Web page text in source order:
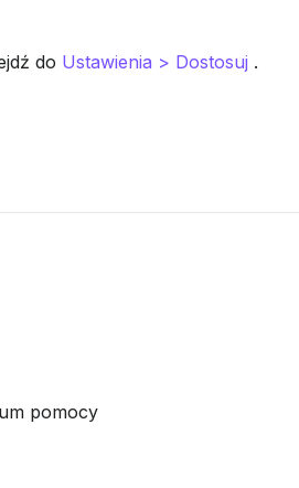
do Ustawienia > Dostosuj .
pomocy